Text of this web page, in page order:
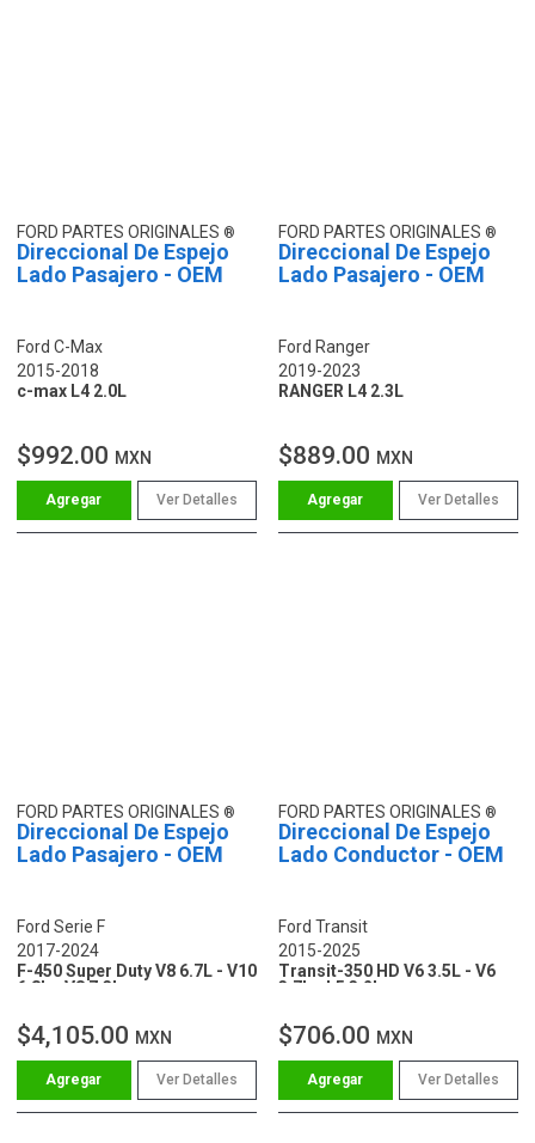
FORD PARTES ORIGINALES
Direccional De Espejo
Lado Pasajero - OEM
Ford C-Max
2015-2018
c-max L4 2.0L
$992.00 MXN
Ver Detalles
FORD PARTES ORIGINALES
Direccional De Espejo
Lado Pasajero - OEM
Ford Ranger
2019-2023
RANGER L4 2.3L
$889.00 MXN
Ver Detalles
FORD PARTES ORIGINALES
Direccional De Espejo
Lado Pasajero - OEM
Ford Serie F
2017-2024
F-450 Super Duty V8 6.7L - V10
6.8L - V8 7.3L
$4,105.00 MXN
Ver Detalles
FORD PARTES ORIGINALES
Direccional De Espejo
Lado Conductor - OEM
Ford Transit
2015-2025
Transit-350 HD V6 3.5L - V6
3.7L - L5 3.2L
$706.00 MXN
Ver Detalles